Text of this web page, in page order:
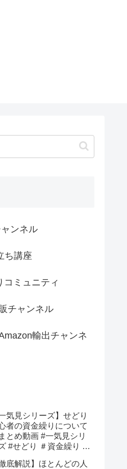
ンネル
ち講座
コミュニティ
チャンネル
輸出チャンネ
一気見シリーズ】せどり
者の資金繰りについて
とめ動画 #一気見シリ
#せどり ＃資金繰り #
徹底解説】ほとんどの人